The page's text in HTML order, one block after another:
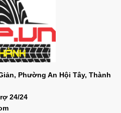
Phường An Hội Tây, Thành
24/24